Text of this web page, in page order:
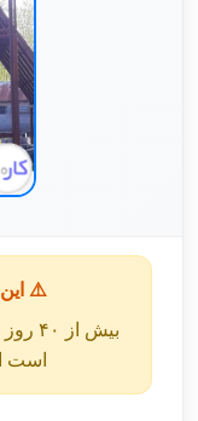
⚠️
بیش
است